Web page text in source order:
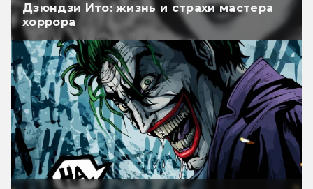
Дзюндзи Ито: жизнь и страхи мастера
хоррора